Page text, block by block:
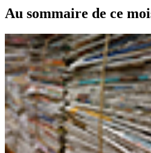
Au sommaire de ce